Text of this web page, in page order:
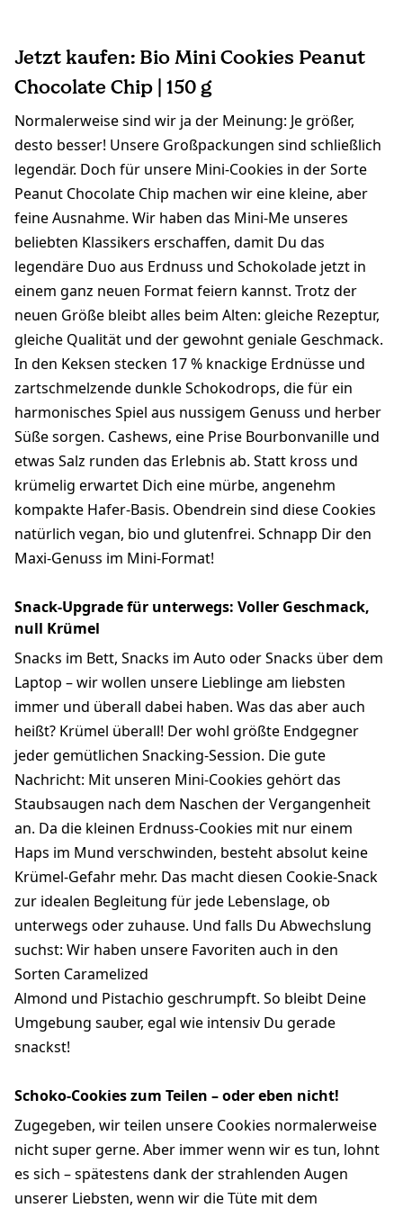
Jetzt kaufen: Bio Mini Cookies Peanut
Chocolate Chip | 150 g
Normalerweise sind wir ja der Meinung: Je größer,
desto besser! Unsere Großpackungen sind schließlich
legendär. Doch für unsere Mini-Cookies in der Sorte
Peanut Chocolate Chip machen wir eine kleine, aber
feine Ausnahme. Wir haben das Mini-Me unseres
beliebten Klassikers erschaffen, damit Du das
legendäre Duo aus Erdnuss und Schokolade jetzt in
einem ganz neuen Format feiern kannst. Trotz der
neuen Größe bleibt alles beim Alten: gleiche Rezeptur,
gleiche Qualität und der gewohnt geniale Geschmack.
In den Keksen stecken 17 % knackige Erdnüsse und
zartschmelzende dunkle Schokodrops, die für ein
harmonisches Spiel aus nussigem Genuss und herber
Süße sorgen. Cashews, eine Prise Bourbonvanille und
etwas Salz runden das Erlebnis ab. Statt kross und
krümelig erwartet Dich eine mürbe, angenehm
kompakte Hafer-Basis. Obendrein sind diese Cookies
natürlich vegan, bio und glutenfrei. Schnapp Dir den
Maxi-Genuss im Mini-Format!
Snack-Upgrade für unterwegs: Voller Geschmack,
null Krümel
Snacks im Bett, Snacks im Auto oder Snacks über dem
Laptop – wir wollen unsere Lieblinge am liebsten
immer und überall dabei haben. Was das aber auch
heißt? Krümel überall! Der wohl größte Endgegner
jeder gemütlichen Snacking-Session. Die gute
Nachricht: Mit unseren Mini-Cookies gehört das
Staubsaugen nach dem Naschen der Vergangenheit
an. Da die kleinen Erdnuss-Cookies mit nur einem
Haps im Mund verschwinden, besteht absolut keine
Krümel-Gefahr mehr. Das macht diesen Cookie-Snack
zur idealen Begleitung für jede Lebenslage, ob
unterwegs oder zuhause. Und falls Du Abwechslung
suchst: Wir haben unsere Favoriten auch in den
Sorten Caramelized
Almond und Pistachio geschrumpft. So bleibt Deine
Umgebung sauber, egal wie intensiv Du gerade
snackst!
Schoko-Cookies zum Teilen – oder eben nicht!
Zugegeben, wir teilen unsere Cookies normalerweise
nicht super gerne. Aber immer wenn wir es tun, lohnt
es sich – spätestens dank der strahlenden Augen
unserer Liebsten, wenn wir die Tüte mit dem